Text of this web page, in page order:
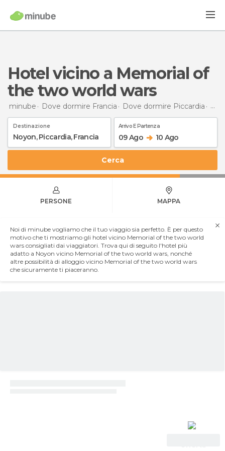
Hotel vicino a Memorial of
the two world wars
minube Dove dormire Francia Dove dormire Piccardia
Destinazione Arrivo E Partenza
09 Ago 10 Ago
Cerca
PERSONE MAPPA
Noi di minube vogliamo che il tuo viaggio sia perfetto. È per questo
motivo che ti mostriamo gli hotel vicino Memorial of the two world
wars consigliati dai viaggiatori. Trova qui di seguito l'hotel più
adatto a Noyon vicino Memorial of the two world wars, nonché
altre possibilità di alloggio vicino Memorial of the two world wars
che sicuramente ti piaceranno.